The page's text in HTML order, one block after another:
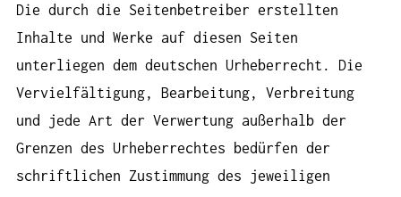
Die durch die Seitenbetreiber erstellten
Inhalte und Werke auf diesen Seiten
unterliegen dem deutschen Urheberrecht. Die
Vervielfältigung, Bearbeitung, Verbreitung
und jede Art der Verwertung außerhalb der
Grenzen des Urheberrechtes bedürfen der
schriftlichen Zustimmung des jeweiligen